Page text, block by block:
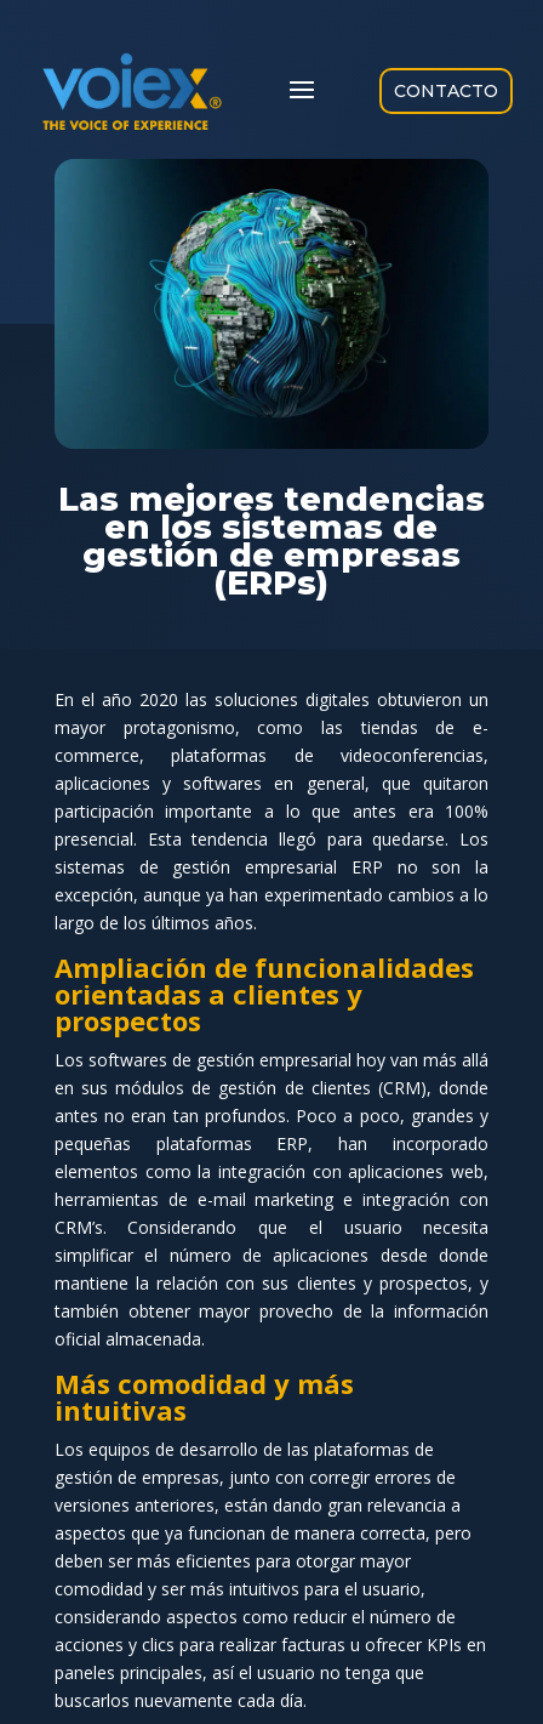
CONTACTO
Las mejores tendencias
en los sistemas de
gestión de empresas
(ERPs)
En el año 2020 las soluciones digitales obtuvieron un
mayor protagonismo, como las tiendas de e-
commerce, plataformas de videoconferencias,
aplicaciones y softwares en general, que quitaron
participación importante a lo que antes era 100%
presencial. Esta tendencia llegó para quedarse. Los
sistemas de gestión empresarial ERP no son la
excepción, aunque ya han experimentado cambios a lo
largo de los últimos años.
Ampliación de funcionalidades
orientadas a clientes y
prospectos
Los softwares de gestión empresarial hoy van más allá
en sus módulos de gestión de clientes (CRM), donde
antes no eran tan profundos. Poco a poco, grandes y
pequeñas plataformas ERP, han incorporado
elementos como la integración con aplicaciones web,
herramientas de e-mail marketing e integración con
CRM’s. Considerando que el usuario necesita
simplificar el número de aplicaciones desde donde
mantiene la relación con sus clientes y prospectos, y
también obtener mayor provecho de la información
oficial almacenada.
Más comodidad y más
intuitivas
Los equipos de desarrollo de las plataformas de
gestión de empresas, junto con corregir errores de
versiones anteriores, están dando gran relevancia a
aspectos que ya funcionan de manera correcta, pero
deben ser más eficientes para otorgar mayor
comodidad y ser más intuitivos para el usuario,
considerando aspectos como reducir el número de
acciones y clics para realizar facturas u ofrecer KPIs en
paneles principales, así el usuario no tenga que
buscarlos nuevamente cada día.